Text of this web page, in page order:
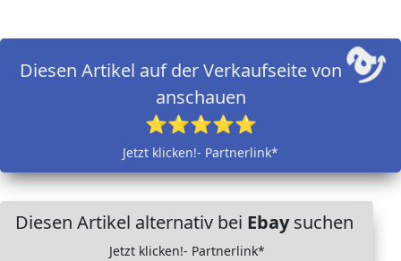
Diesen Artikel auf der Verkaufseite von
anschauen
⭐⭐⭐⭐⭐
Jetzt klicken!- Partnerlink*
Diesen Artikel alternativ bei Ebaysuchen
Jetzt klicken!- Partnerlink*